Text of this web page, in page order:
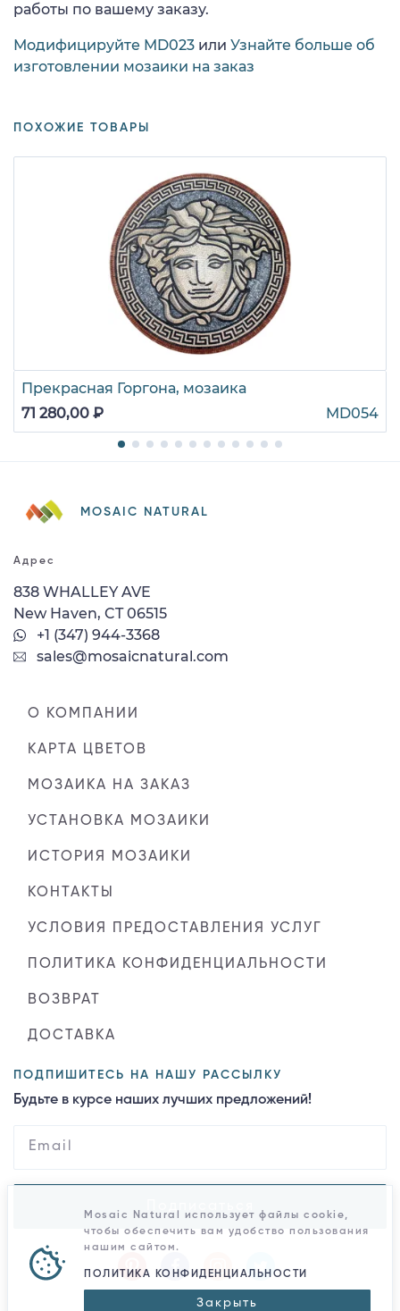
работы по вашему заказу.
Модифицируйте MD023 или Узнайте больше об
изготовлении мозаики на заказ
ПОХОЖИЕ ТОВАРЫ
Прекрасная Горгона, мозаика
71 280,00 ₽
MD054
MOSAIC NATURAL
Адрес
838 WHALLEY AVE
New Haven, CT 06515
+1 (347) 944-3368
sales@mosaicnatural.com
О КОМПАНИИ
КАРТА ЦВЕТОВ
МОЗАИКА НА ЗАКАЗ
УСТАНОВКА МОЗАИКИ
ИСТОРИЯ МОЗАИКИ
КОНТАКТЫ
УСЛОВИЯ ПРЕДОСТАВЛЕНИЯ УСЛУГ
ПОЛИТИКА КОНФИДЕНЦИАЛЬНОСТИ
ВОЗВРАТ
ДОСТАВКА
ПОДПИШИТЕСЬ НА НАШУ РАССЫЛКУ
Будьте в курсе наших лучших предложений!
Mosaic Natural использует файлы cookie,
чтобы обеспечить вам удобство пользования
нашим сайтом.
ПОЛИТИКА КОНФИДЕНЦИАЛЬНОСТИ
Закрыть